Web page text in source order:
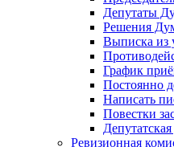
Депутаты
Решения
Выписка из
График
Постоянно
Написать
Повестки
Ревизионная